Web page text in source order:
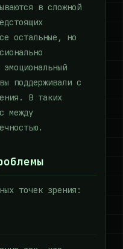
в сложной
остальные, но
поддерживали с
В таких
между
точек зрения: